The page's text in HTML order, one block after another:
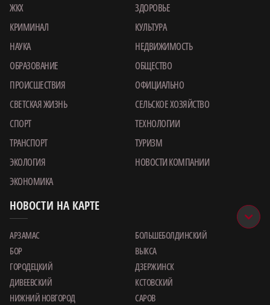
ЖКХ
ЗДОРОВЬЕ
КРИМИНАЛ
КУЛЬТУРА
НАУКА
НЕДВИЖИМОСТЬ
ОБРАЗОВАНИЕ
ОБЩЕСТВО
ПРОИСШЕСТВИЯ
ОФИЦИАЛЬНО
СВЕТСКАЯ ЖИЗНЬ
СЕЛЬСКОЕ ХОЗЯЙСТВО
СПОРТ
ТЕХНОЛОГИИ
ТРАНСПОРТ
ТУРИЗМ
ЭКОЛОГИЯ
НОВОСТИ КОМПАНИИ
ЭКОНОМИКА
НОВОСТИ НА КАРТЕ
АРЗАМАС
БОЛЬШЕБОЛДИНСКИЙ
БОР
ВЫКСА
ГОРОДЕЦКИЙ
ДЗЕРЖИНСК
ДИВЕЕВСКИЙ
КСТОВСКИЙ
НИЖНИЙ НОВГОРОД
САРОВ